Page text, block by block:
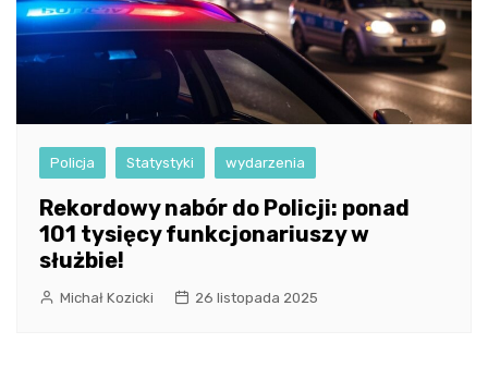
Policja Statystyki wydarzenia
Rekordowy nabór do Policji: ponad
101 tysięcy funkcjonariuszy w
służbie!
Michał Kozicki 26 listopada 2025